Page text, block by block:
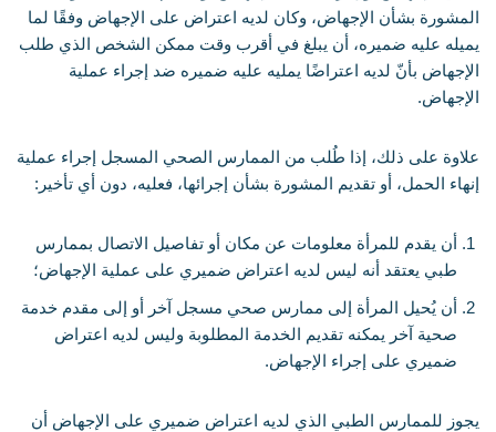
المشورة بشأن الإجهاض، وكان لديه اعتراض على الإجهاض وفقًا لما
يميله عليه ضميره، أن يبلغ في أقرب وقت ممكن الشخص الذي طلب
الإجهاض بأنّ لديه اعتراضًا يمليه عليه ضميره ضد إجراء عملية
الإجهاض.
علاوة على ذلك، إذا طُلب من الممارس الصحي المسجل إجراء عملية
إنهاء الحمل، أو تقديم المشورة بشأن إجرائها، فعليه، دون أي تأخير:
أن يقدم للمرأة معلومات عن مكان أو تفاصيل الاتصال بممارس
طبي يعتقد أنه ليس لديه اعتراض ضميري على عملية الإجهاض؛
أن يُحيل المرأة إلى ممارس صحي مسجل آخر أو إلى مقدم خدمة
صحية آخر يمكنه تقديم الخدمة المطلوبة وليس لديه اعتراض
ضميري على إجراء الإجهاض.
يجوز للممارس الطبي الذي لديه اعتراض ضميري على الإجهاض أن